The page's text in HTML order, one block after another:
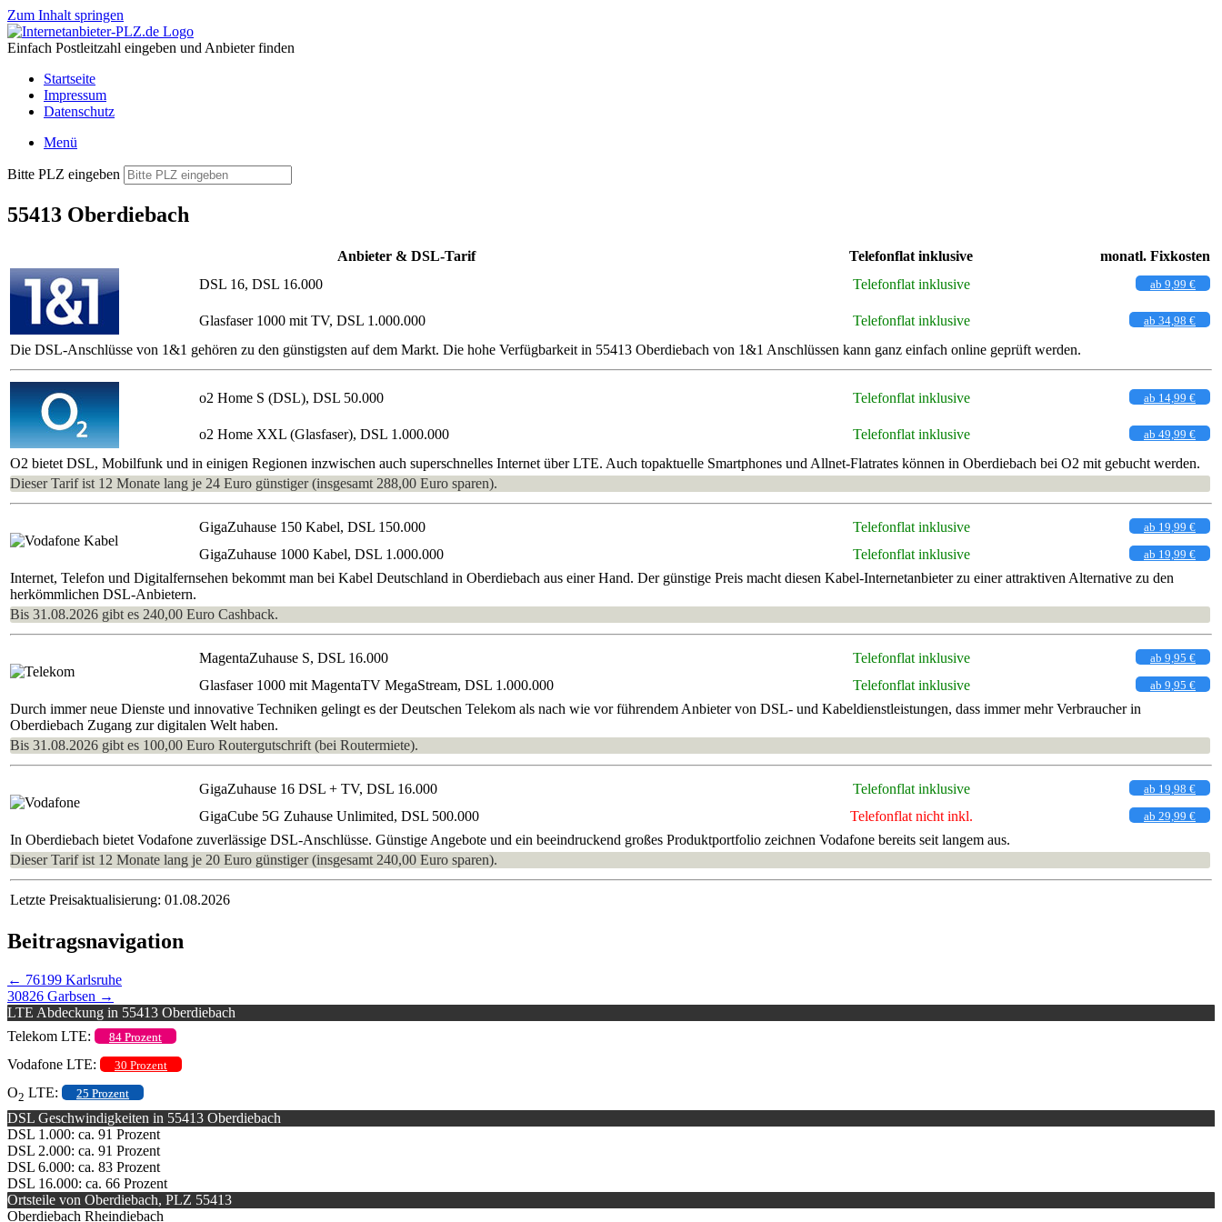
Zum Inhalt springen
Einfach Postleitzahl eingeben und Anbieter finden
Startseite
Impressum
Datenschutz
Menü
Bitte PLZ eingeben
55413 Oberdiebach
Anbieter & DSL-Tarif Telefonflat inklusive
monatl. Fixkosten
DSL 16, DSL 16.000
Telefonflat inklusive ab 9,99 €
Glasfaser 1000 mit TV, DSL 1.000.000 Telefonflat inklusive ab 34,98 €
Die DSL-Anschlüsse von 1&1 gehören zu den günstigsten auf dem Markt. Die hohe Verfügbarkeit in 55413 Oberdiebach von 1&1 Anschlüssen kann ganz einfach online geprüft werden.
o2 Home S (DSL), DSL 50.000 Telefonflat inklusive ab 14,99 €
o2 Home XXL (Glasfaser), DSL 1.000.000 Telefonflat inklusive ab 49,99 €
O2 bietet DSL, Mobilfunk und in einigen Regionen inzwischen auch superschnelles Internet über LTE. Auch topaktuelle Smartphones und Allnet-Flatrates können in Oberdiebach bei O2 mit gebucht werden.
Dieser Tarif ist 12 Monate lang je 24 Euro günstiger (insgesamt 288,00 Euro sparen).
GigaZuhause 150 Kabel, DSL 150.000 Telefonflat inklusive ab 19,99 €
GigaZuhause 1000 Kabel, DSL 1.000.000 Telefonflat inklusive ab 19,99 €
Internet, Telefon und Digitalfernsehen bekommt man bei Kabel Deutschland in Oberdiebach aus einer Hand. Der günstige Preis macht diesen Kabel-Internetanbieter zu einer attraktiven Alternative zu den
herkömmlichen DSL-Anbietern.
Bis 31.08.2026 gibt es 240,00 Euro Cashback.
MagentaZuhause S, DSL 16.000 Telefonflat inklusive ab 9,95 €
Glasfaser 1000 mit MagentaTV MegaStream, DSL 1.000.000 Telefonflat inklusive ab 9,95 €
Durch immer neue Dienste und innovative Techniken gelingt es der Deutschen Telekom als nach wie vor führendem Anbieter von DSL- und Kabeldienstleistungen, dass immer mehr Verbraucher in
Oberdiebach Zugang zur digitalen Welt haben.
Bis 31.08.2026 gibt es 100,00 Euro Routergutschrift (bei Routermiete).
GigaZuhause 16 DSL + TV, DSL 16.000 Telefonflat inklusive ab 19,98 €
GigaCube 5G Zuhause Unlimited, DSL 500.000 Telefonflat nicht inkl. ab 29,99 €
In Oberdiebach bietet Vodafone zuverlässige DSL-Anschlüsse. Günstige Angebote und ein beeindruckend großes Produktportfolio zeichnen Vodafone bereits seit langem aus.
Dieser Tarif ist 12 Monate lang je 20 Euro günstiger (insgesamt 240,00 Euro sparen).
Letzte Preisaktualisierung: 01.08.2026
Beitragsnavigation
← 76199 Karlsruhe
30826 Garbsen →
LTE Abdeckung in 55413 Oberdiebach
Telekom LTE:
84 Prozent
Vodafone LTE: 30 Prozent
O2 LTE: 25 Prozent
DSL Geschwindigkeiten in 55413 Oberdiebach
DSL 1.000: ca. 91 Prozent
DSL 2.000: ca. 91 Prozent
DSL 6.000: ca. 83 Prozent
DSL 16.000: ca. 66 Prozent
Ortsteile von Oberdiebach, PLZ 55413
Oberdiebach Rheindiebach